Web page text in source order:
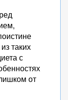
таких
с
от